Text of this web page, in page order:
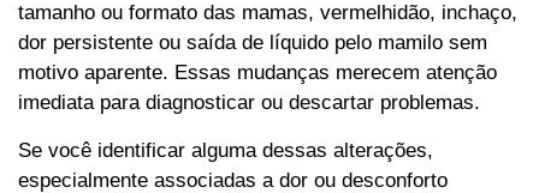
tamanho ou formato das mamas, vermelhidão, inchaço,
dor persistente ou saída de líquido pelo mamilo sem
motivo aparente. Essas mudanças merecem atenção
imediata para diagnosticar ou descartar problemas.
Se você identificar alguma dessas alterações,
especialmente associadas a dor ou desconforto